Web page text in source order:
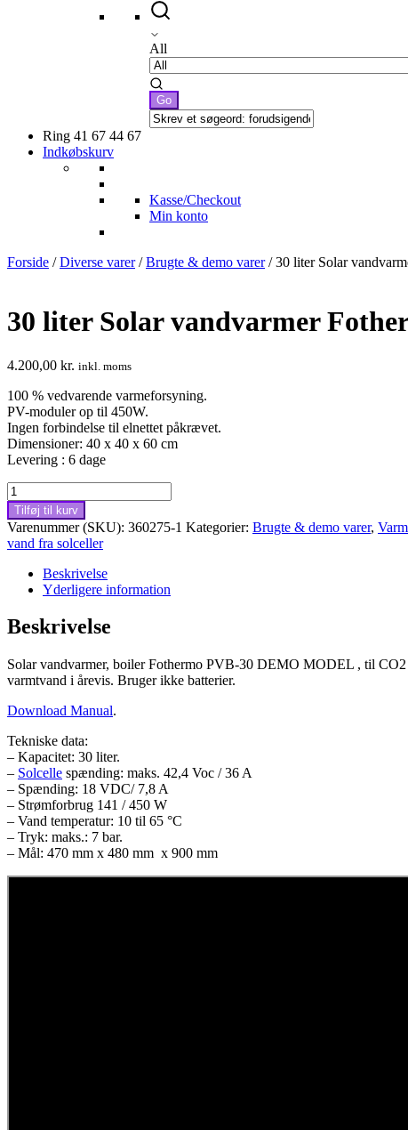
All
Ring 41 67 44 67
Indkøbskurv
Kasse/Checkout
Min konto
Forside /Diverse varer/Brugte & demo varer/ 30 liter Solar
30 liter Solar vandvarmer
4.200,00 kr. inkl. moms
100 % vedvarende varmeforsyning.
PV-moduler op til 450W.
Ingen forbindelse til elnettet påkrævet.
Dimensioner: 40 x 40 x 60 cm
Levering : 6 dage
30
liter
Solar
vandvarmer
Fothermo
PVB-
DEMO
model
antal
Tilføj til kurv
Varenummer (SKU): 360275-1 Kategorier: Brugte & demo varer,
vand fra solceller
Beskrivelse
Yderligere information
Beskrivelse
Solar vandvarmer, boiler Fothermo PVB-30 DEMO MODEL , til
varmtvand i årevis. Bruger ikke batterier.
Download Manual.
Tekniske data:
– Kapacitet: 30 liter.
– Solcelle spænding: maks. 42,4 Voc / 36 A
– Spænding: 18 VDC/ 7,8 A
– Strømforbrug 141 / 450 W
– Vand temperatur: 10 til 65 °C
– Tryk: maks.: 7 bar.
– Mål: 470 mm x 480 mm x 900 mm